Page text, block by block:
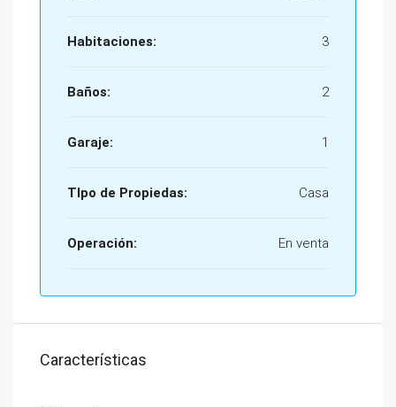
Habitaciones: 3
Baños: 2
Garaje: 1
TIpo de Propiedas: Casa
Operación: En venta
Características